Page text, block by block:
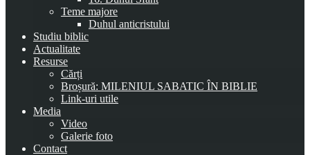
Teme majore
Duhul anticristului
Studiu biblic
Actualitate
Resurse
Cărți
Broșură: MILENIUL SABATIC ÎN BIBLIE
Link-uri utile
Media
Video
Galerie foto
Contact